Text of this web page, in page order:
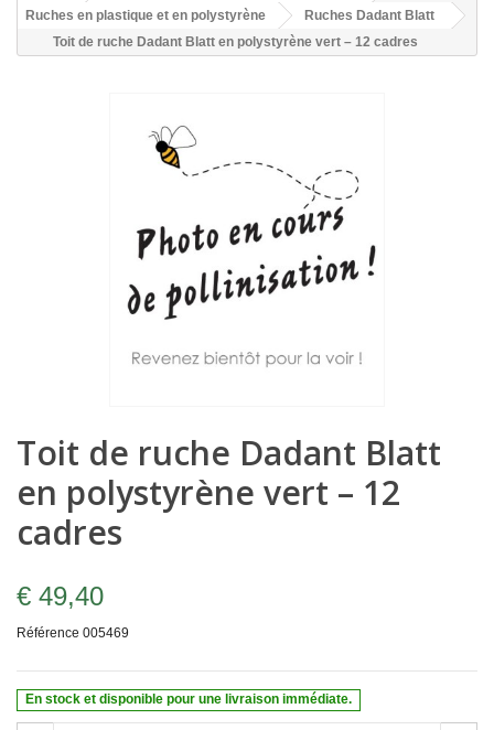
Ruches en plastique et en polystyrène
Ruches Dadant Blatt
Toit de ruche Dadant Blatt en polystyrène vert – 12 cadres
Toit de ruche Dadant Blatt
en polystyrène vert – 12
cadres
€ 49,40
Référence 005469
En stock et disponible pour une livraison immédiate.